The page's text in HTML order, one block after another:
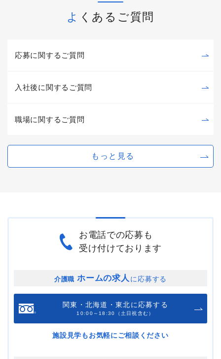
よくあるご質問
応募に関するご質問
入社後に関するご質問
職場に関するご質問
もっと見る
お電話での応募も
受け付けております
介護職 ホームの求人 に応募する
関東・北海道・東北に応募する
10:00～18:30（土日祝含む）
施設見学もお気軽にご相談ください